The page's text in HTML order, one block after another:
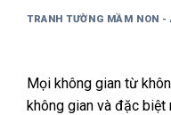
TRANH TƯỜNG MẦM NON -
Mọi không gian từ
không gian và đặc biệt